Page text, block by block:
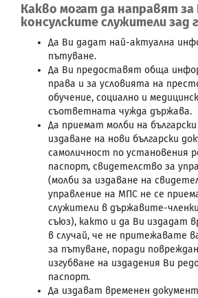
Какво могат да направят за
консулските служители зад
Да Ви дадат най-актуална
пътуване.
Да Ви предоставят обща
права и за условията на
обучение, социално и
съответната чужда държава.
Да приемат молби на
издаване на нови български
самоличност по установения
паспорт, свидетелство за
(молби за издаване на
управление на МПС не се
служители в държавите-
съюз), както и да Ви издадат
в случай, че не притежавате
за пътуване, поради
изгубване на издадения Ви
паспорт.
Да издават временен